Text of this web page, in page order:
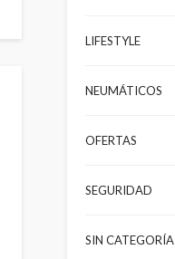
LIFESTYLE
NEUMÁTICOS
OFERTAS
SEGURIDAD
SIN CATEGORÍA